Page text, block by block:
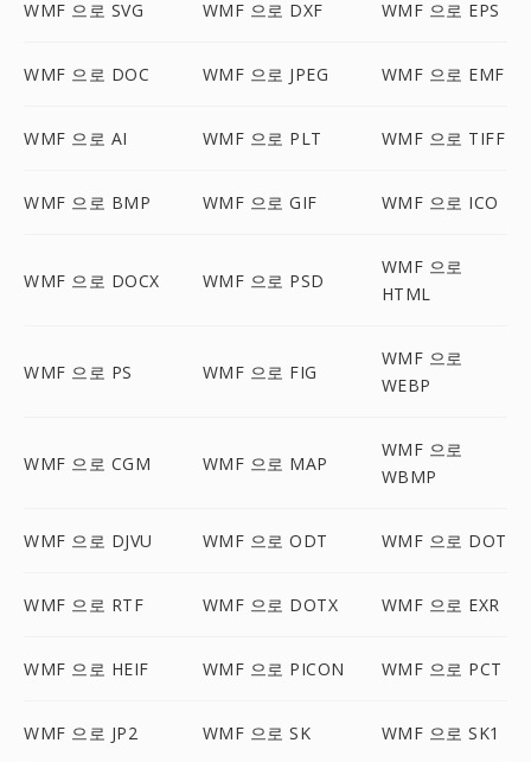
WMF 으로 SVG WMF 으로 DXF WMF 으로 EPS
WMF 으로 DOC WMF 으로 JPEG WMF 으로 EMF
WMF 으로 AI WMF 으로 PLT WMF 으로 TIFF
WMF 으로 BMP WMF 으로 GIF WMF 으로 ICO
WMF 으로 DOCX WMF 으로 PSD
WMF 으로
HTML
WMF 으로 PS WMF 으로 FIG
WMF 으로
WEBP
WMF 으로 CGM WMF 으로 MAP
WMF 으로
WBMP
WMF 으로 DJVU WMF 으로 ODT WMF 으로 DOT
WMF 으로 RTF WMF 으로 DOTX WMF 으로 EXR
WMF 으로 HEIF WMF 으로 PICON WMF 으로 PCT
WMF 으로 JP2 WMF 으로 SK WMF 으로 SK1